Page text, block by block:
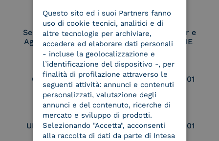
Service Provider e
Aggregatore SPID
Service Provider e
Aggregatore CIE
Conservatore
qualificato
UNI EN ISO 37001
UNI EN ISO 9001 UNI EN ISO 27001
ITALIAN
Questo sito ed i suoi Partners fanno
uso di cookie tecnici, analitici e di
altre tecnologie per archiviare,
accedere ed elaborare dati personali
- incluse la geolocalizzazione e
l’identificazione del dispositivo -, per
finalità di profilazione attraverso le
seguenti attività: annunci e contenuti
personalizzati, valutazione degli
annunci e del contenuto, ricerche di
mercato e sviluppo di prodotti.
Selezionando "Accetta", acconsenti
alla raccolta di dati da parte di Intesa